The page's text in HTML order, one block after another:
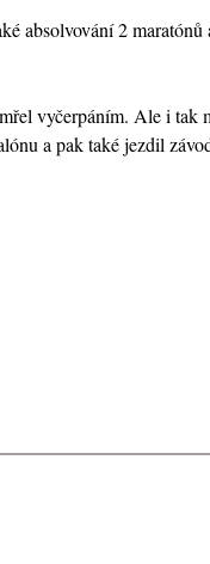
absolvování 2
vyčerpáním. Ale i tak
a pak také jezdil